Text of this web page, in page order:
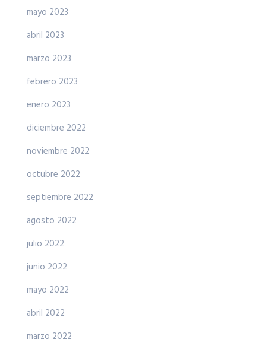
mayo 2023
abril 2023
marzo 2023
febrero 2023
enero 2023
diciembre 2022
noviembre 2022
octubre 2022
septiembre 2022
agosto 2022
julio 2022
junio 2022
mayo 2022
abril 2022
marzo 2022